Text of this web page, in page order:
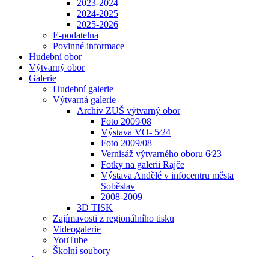
2023-2024
2024-2025
2025-2026
E-podatelna
Povinné informace
Hudební obor
Výtvarný obor
Galerie
Hudební galerie
Výtvarná galerie
Archiv ZUŠ výtvarný obor
Foto 2009⁄08
Výstava VO- 5⁄24
Foto 2009/08
Vernisáž výtvarného oboru 6⁄23
Fotky na galerii Rajče
Výstava Andělé v infocentru města
Soběslav
2008-2009
3D TISK
Zajímavosti z regionálního tisku
Videogalerie
YouTube
Školní soubory